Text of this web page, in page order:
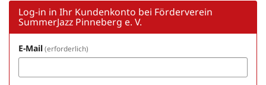
V.
Log-in in Ihr Kundenkonto bei Förderverein
SummerJazz Pinneberg e. V.
E-Mail erforderlich